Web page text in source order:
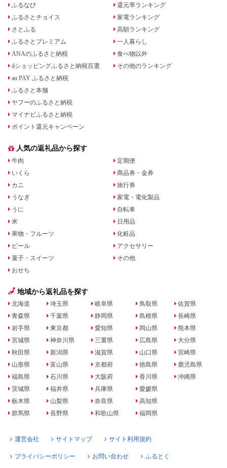
ふるなび
ふるさとチョイス
さとふる
ふるさとプレミアム
ANAのふるさと納税
dショッピングふるさと納税百選
au PAY ふるさと納税
ふるさと本舗
ヤフーのふるさと納税
マイナビふるさと納税
ポイント還元キャンペーン
還元率ランキング
家電ランキング
高額ランキング
一人暮らし
食べ物以外
その他のランキング
人気の返礼品から探す
牛肉
いくら
カニ
うなぎ
うに
米
果物・フルーツ
ビール
菓子・スイーツ
おせち
定期便
商品券・金券
旅行券
家電・電化製品
自転車
日用品
化粧品
アクセサリー
その他
地域から返礼品を探す
北海道
青森県
岩手県
宮城県
秋田県
山形県
福島県
茨城県
栃木県
群馬県
埼玉県
千葉県
東京都
神奈川県
新潟県
富山県
石川県
福井県
山梨県
長野県
岐阜県
静岡県
愛知県
三重県
滋賀県
京都府
大阪府
兵庫県
奈良県
和歌山県
鳥取県
島根県
岡山県
広島県
山口県
徳島県
香川県
愛媛県
高知県
福岡県
佐賀県
長崎県
熊本県
大分県
宮崎県
鹿児島県
沖縄県
運営会社 サイトマップ サイト利用規約
プライバシーポリシー お問い合わせ ふるとく